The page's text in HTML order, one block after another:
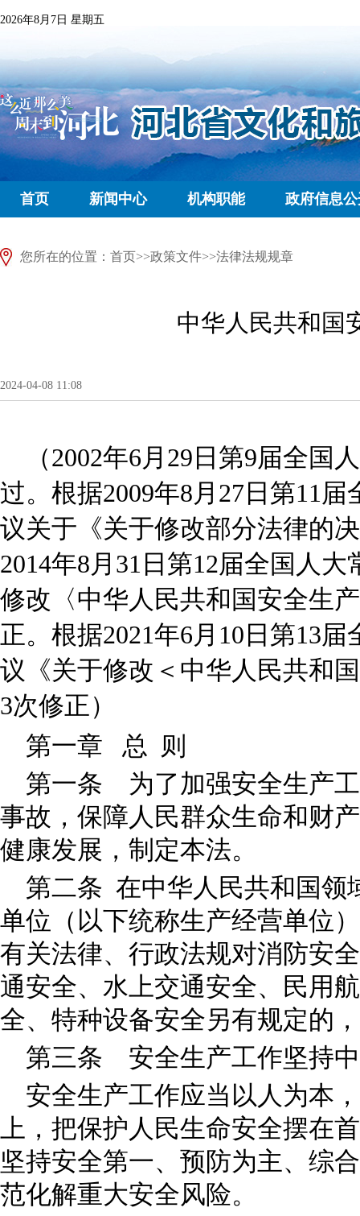
2026年8月7日 星期五
首页 新闻中心 机构职能 政府信息
您所在的位置： 首页>>政策文件>>法律法规规章
中华人民共和国
2024-04-08 11:08
（2002年6月29日第9届全国
过。根据2009年8月27日第11
议关于《关于修改部分法律的
2014年8月31日第12届全国人
修改〈中华人民共和国安全生
正。根据2021年6月10日第13
议《关于修改＜中华人民共和
3次修正）
第一章 总 则
第一条 为了加强安全生产
事故，保障人民群众生命和财
健康发展，制定本法。
第二条 在中华人民共和国领
单位（以下统称生产经营单位
有关法律、行政法规对消防安
通安全、水上交通安全、民用
全、特种设备安全另有规定的
第三条 安全生产工作坚持
安全生产工作应当以人为本
上，把保护人民生命安全摆在
坚持安全第一、预防为主、综
范化解重大安全风险。